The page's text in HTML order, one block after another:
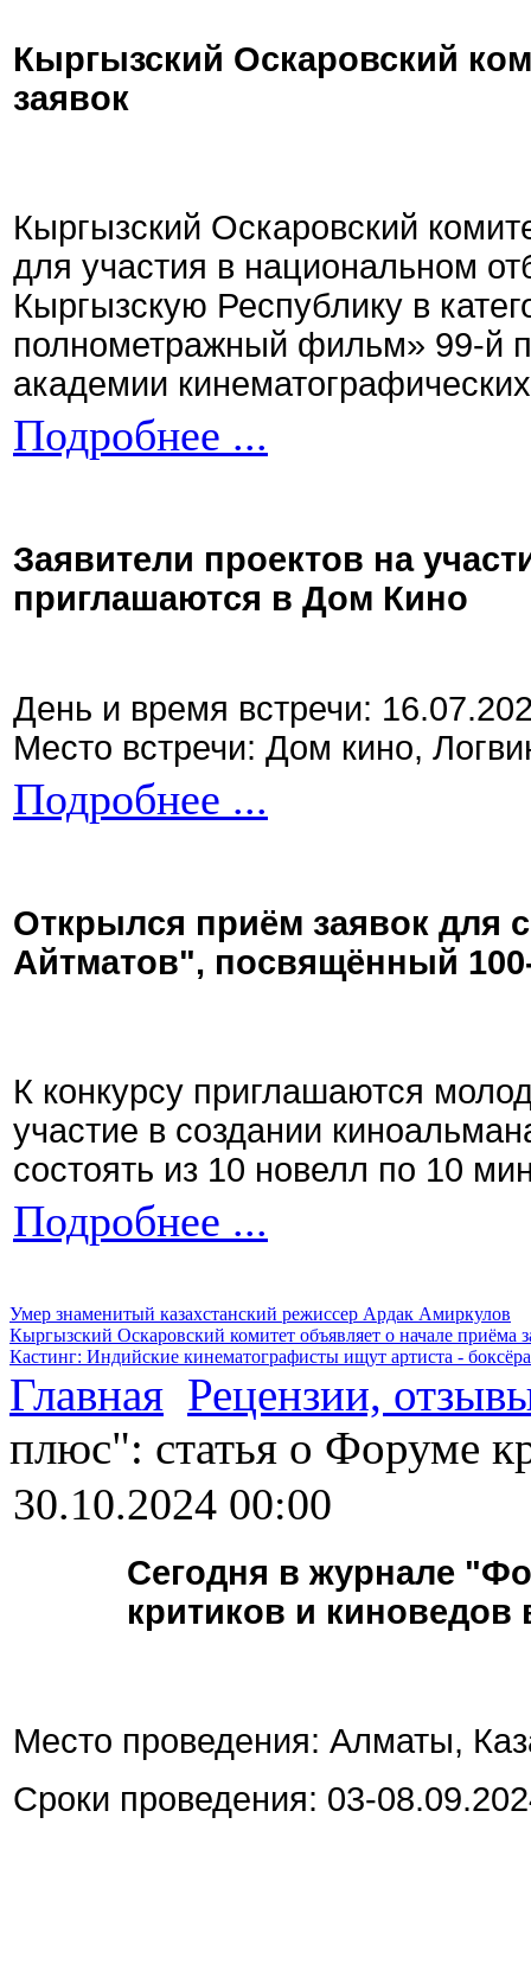
Кыргызский Оскаровский
заявок
Кыргызский Оскаровский
для участия в национальном
Кыргызскую Республику в
полнометражный фильм» 99-й
академии
Подробнее ...
Заявители проектов на
приглашаются в Дом Кино
День и время встречи:
Место встречи: Дом кино,
Подробнее ...
Открылся приём заявок для
Айтматов", посвящённый
К конкурсу приглашаются
участие в создании
состоять из 10 новелл по 10
Подробнее ...
Умер знаменитый казахстанский режиссер Ардак Амиркулов
Кыргызский Оскаровский комитет объявляет о начале приёма
Кастинг: Индийские кинематографисты ищут артиста -
Главная Рецензии,
плюс": статья о Форуме
30.10.2024 00:00
Сегодня в журнале
критиков и
Место проведения: Алматы,
Сроки проведения: 03-